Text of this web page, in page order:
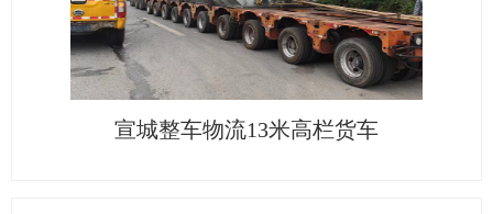
宣城整车物流13米高栏货车